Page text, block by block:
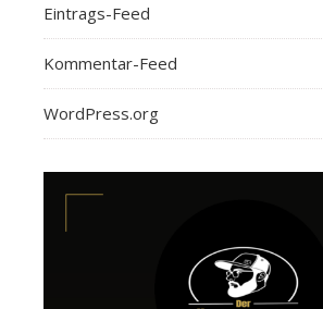
Eintrags-Feed
Kommentar-Feed
WordPress.org